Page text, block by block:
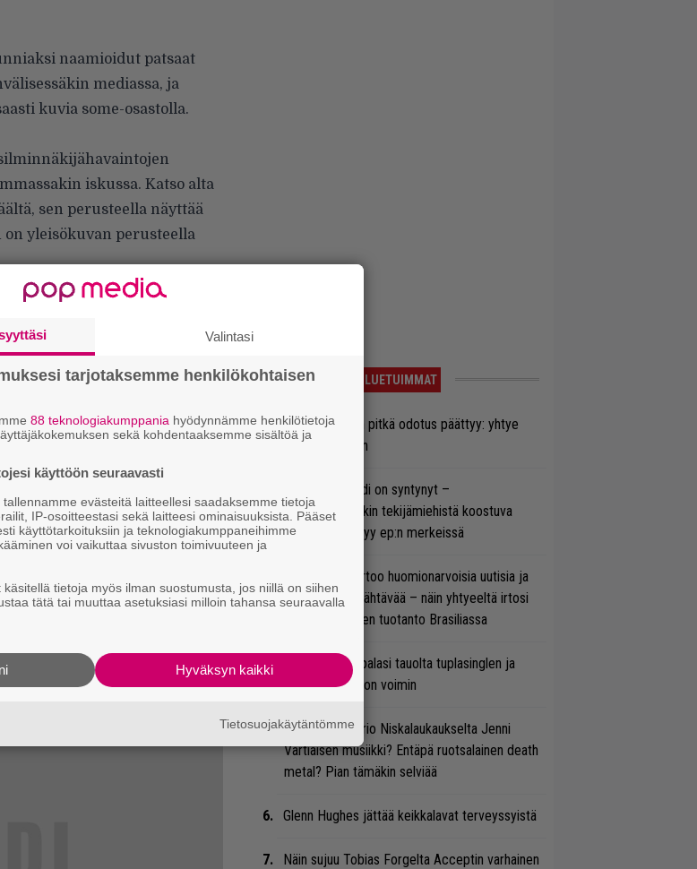
naamioidut patsaat
mediassa, ja
kuvia some-osastolla.
iskussa. Katso alta
sen perusteella näyttää
yleisökuvan perusteella
LUETUIMMAT
Weezer-fanien pitkä odotus päättyy: yhtye
tulee Suomeen
Uusi superbändi on syntynyt –
Vaihtoehtorockin tekijämiehistä koostuva
ryhmä esittäytyy ep:n merkeissä
Linkin Park kertoo huomionarvoisia uutisia ja
tarjoaa uutta nähtävää – näin yhtyeeltä irtosi
Meteora-aikojen tuotanto Brasiliassa
Blind Channel palasi tauolta tuplasinglen ja
näyttävän videon voimin
Miten taipuu Trio Niskalaukaukselta Jenni
Vartiaisen musiikki? Entäpä ruotsalainen death
metal? Pian tämäkin selviää
Glenn Hughes jättää keikkalavat terveyssyistä
Näin sujuu Tobias Forgelta Acceptin varhainen
Valintasi
tarjotaksemme henkilökohtaisen
88 teknologiakumppania hyödynnämme henkilötietoja
sekä kohdentaaksemme sisältöä ja
käyttöön seuraavasti
evästeitä laitteellesi saadaksemme tietoja
IP-osoitteestasi sekä laitteesi ominaisuuksista. Pääset
käyttötarkoituksiin ja teknologiakumppaneihimme
voi vaikuttaa sivuston toimivuuteen ja
tietoja myös ilman suostumusta, jos niillä on siihen
tätä tai muuttaa asetuksiasi milloin tahansa seuraavalla
Hyväksyn kaikki
Tietosuojakäytäntömme